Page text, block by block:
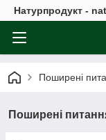
Натурпродукт -
Поширені
Поширені